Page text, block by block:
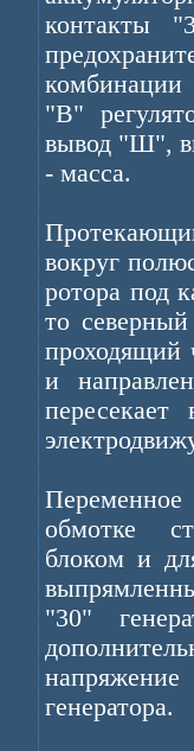
контакты
комбинации
"В"
вывод "Ш",
- масса.
вокруг
ротора под
то
проходящий
и
обмотке
блоком и
"30"
генератора.